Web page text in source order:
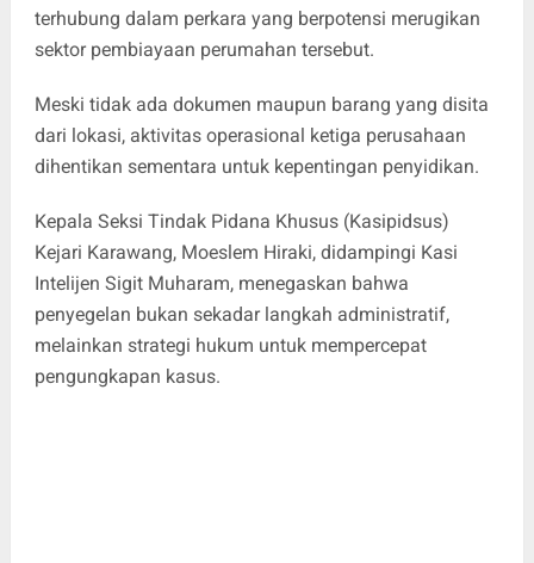
terhubung dalam perkara yang berpotensi merugikan
sektor pembiayaan perumahan tersebut.
Meski tidak ada dokumen maupun barang yang disita
dari lokasi, aktivitas operasional ketiga perusahaan
dihentikan sementara untuk kepentingan penyidikan.
Kepala Seksi Tindak Pidana Khusus (Kasipidsus)
Kejari Karawang, Moeslem Hiraki, didampingi Kasi
Intelijen Sigit Muharam, menegaskan bahwa
penyegelan bukan sekadar langkah administratif,
melainkan strategi hukum untuk mempercepat
pengungkapan kasus.